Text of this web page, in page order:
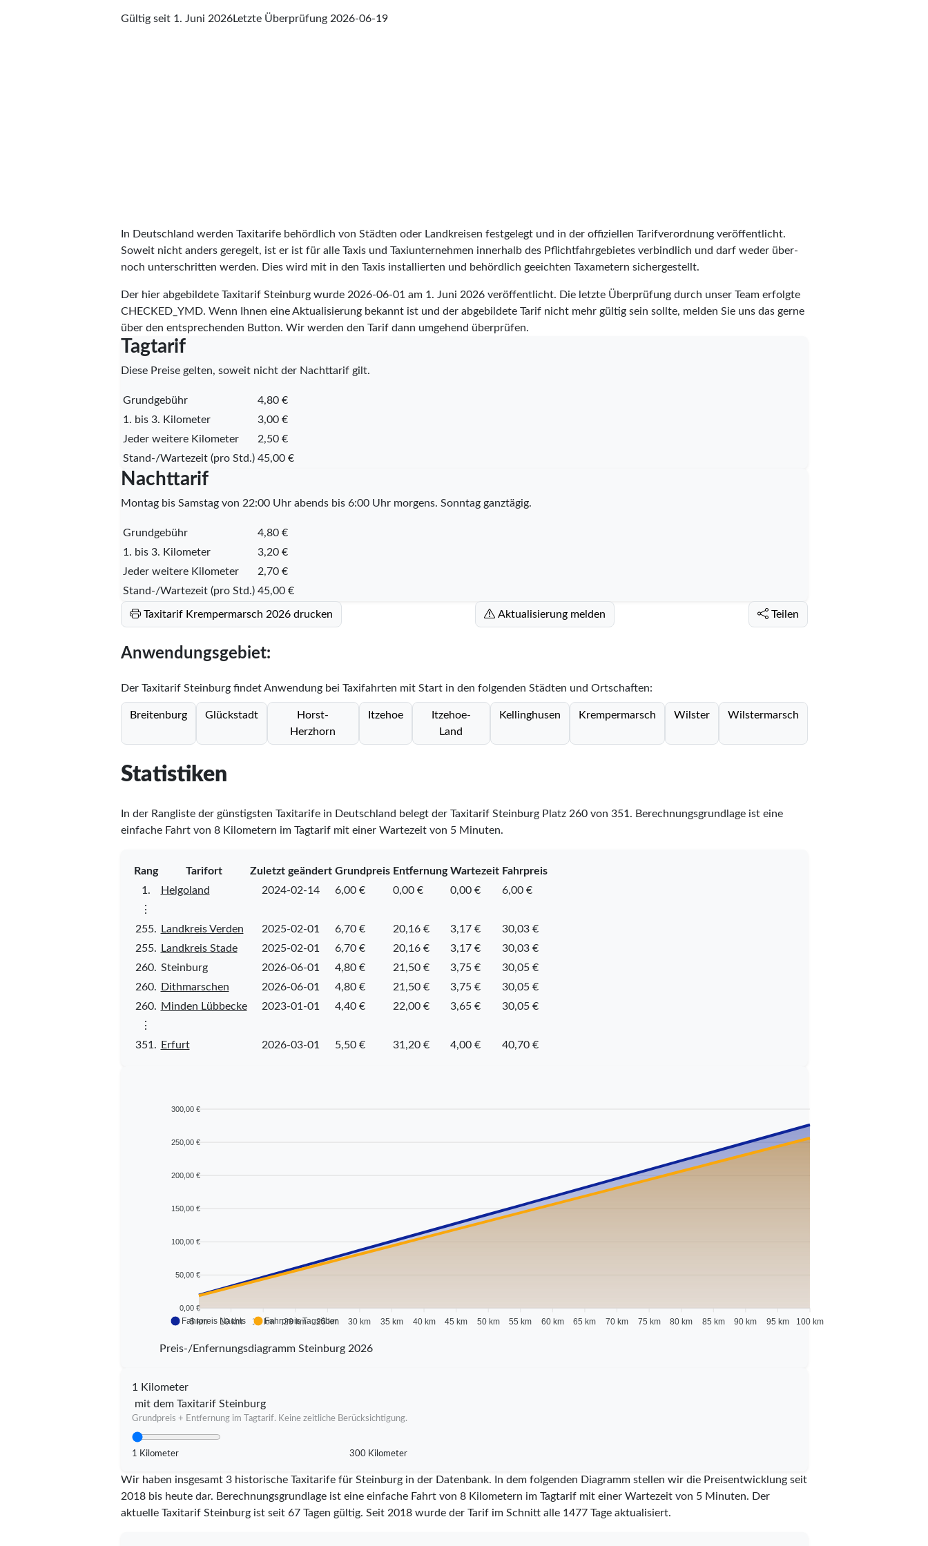
Gültig seit 1. Juni 2026Letzte Überprüfung 2026-06-19
In Deutschland werden Taxitarife behördlich von Städten oder Landkreisen festgelegt und in der offiziellen Tarifverordnung veröffentlicht.
Soweit nicht anders geregelt, ist er ist für alle Taxis und Taxiunternehmen innerhalb des Pflichtfahrgebietes verbindlich und darf weder über-
noch unterschritten werden. Dies wird mit in den Taxis installierten und behördlich geeichten Taxametern sichergestellt.
Der hier abgebildete Taxitarif Steinburg wurde 2026-06-01 am 1. Juni 2026 veröffentlicht. Die letzte Überprüfung durch unser Team erfolgte
CHECKED_YMD. Wenn Ihnen eine Aktualisierung bekannt ist und der abgebildete Tarif nicht mehr gültig sein sollte, melden Sie uns das gerne
über den entsprechenden Button. Wir werden den Tarif dann umgehend überprüfen.
Tagtarif
Diese Preise gelten, soweit nicht der Nachttarif gilt.
Grundgebühr
4,80 €
1. bis 3. Kilometer
3,00 €
Jeder weitere Kilometer
2,50 €
Stand-/Wartezeit (pro Std.) 45,00 €
Nachttarif
Montag bis Samstag von 22:00 Uhr abends bis 6:00 Uhr morgens. Sonntag ganztägig.
Grundgebühr
4,80 €
1. bis 3. Kilometer
3,20 €
Jeder weitere Kilometer
2,70 €
Stand-/Wartezeit (pro Std.) 45,00 €
Taxitarif Krempermarsch 2026 drucken Aktualisierung melden Teilen
Anwendungsgebiet:
Der Taxitarif Steinburg findet Anwendung bei Taxifahrten mit Start in den folgenden Städten und Ortschaften:
Breitenburg Glückstadt
Horst-
Herzhorn
Itzehoe
Itzehoe-
Land
Kellinghusen Krempermarsch Wilster Wilstermarsch
Statistiken
In der Rangliste der günstigsten Taxitarife in Deutschland belegt der Taxitarif Steinburg Platz 260von 351 . Berechnungsgrundlage ist eine
einfache Fahrt von 8 Kilometern im Tagtarif mit einer Wartezeit von 5 Minuten.
Rang Tarifort Zuletzt geändert Grundpreis Entfernung Wartezeit Fahrpreis
1.
Helgoland 2024-02-14 6,00 € 0,00 € 0,00 €
6,00 €
⋮
255.
Landkreis Verden 2025-02-01 6,70 € 20,16 € 3,17 €
30,03 €
255.
Landkreis Stade 2025-02-01 6,70 € 20,16 € 3,17 €
30,03 €
260. Steinburg 2026-06-01 4,80 € 21,50 € 3,75 €
30,05 €
260.
Dithmarschen 2026-06-01 4,80 € 21,50 € 3,75 €
30,05 €
260. Minden Lübbecke 2023-01-01 4,40 € 22,00 € 3,65 €
30,05 €
⋮
351.
Erfurt 2026-03-01 5,50 € 31,20 € 4,00 € 40,70 €
300,00 €
250,00 €
200,00 €
150,00 €
100,00 €
50,00 €
0,00 €
5 km 10 km 15 km 20 km 25 km 30 km 35 km 40 km 45 km 50 km 55 km 60 km 65 km 70 km 75 km 80 km 85 km 90 km 95 km 100 km
Fahrpreis Nachts Fahrpreis Tagsüber
Preis-/Enfernungsdiagramm Steinburg 2026
1 Kilometer
mit dem Taxitarif Steinburg
Grundpreis + Entfernung im Tagtarif. Keine zeitliche Berücksichtigung.
1 Kilometer 300 Kilometer
Wir haben insgesamt 3 historische Taxitarife für Steinburg in der Datenbank. In dem folgenden Diagramm stellen wir die Preisentwicklung seit
2018 bis heute dar. Berechnungsgrundlage ist eine einfache Fahrt von 8 Kilometern im Tagtarif mit einer Wartezeit von 5 Minuten. Der
aktuelle Taxitarif Steinburg ist seit 67Tagen gültig. Seit 2018wurde der Tarif im Schnitt alle 1477Tage aktualisiert.